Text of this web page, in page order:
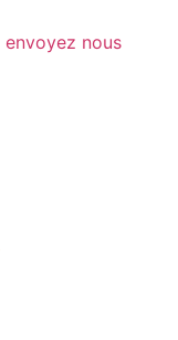
envoyez nous